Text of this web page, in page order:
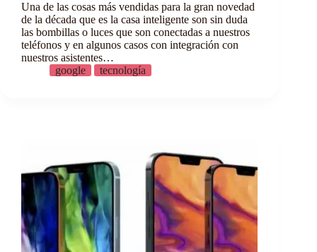
Una de las cosas más vendidas para la gran novedad
de la década que es la casa inteligente son sin duda
las bombillas o luces que son conectadas a nuestros
teléfonos y en algunos casos con integración con
nuestros asistentes…
google
tecnología